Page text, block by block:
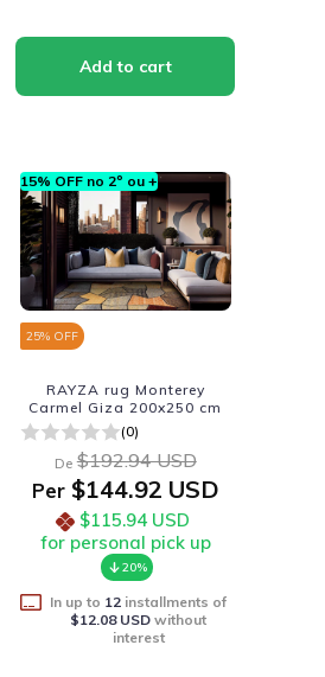
15% OFF no 2º ou +
25% OFF
RAYZA rug Monterey
Carmel Giza 200x250 cm
(0)
De $192.94 USD
Per$144.92 USD
$115.94 USD
for personal pick up
20%
In up to 12 installments of
$12.08 USD without
interest